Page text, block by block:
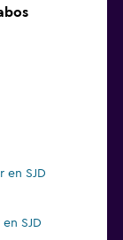
en SJD
SJD